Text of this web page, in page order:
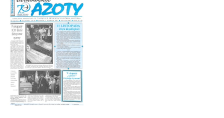
Robotniczego Zakładów Azotowych im.
Feliksa Dzierżyńskiego. 1968
Tarnowskie Azoty : Organ Samorządu
Robotniczego Zakładów Azotowych im.
Feliksa Dzierżyńskiego. 1969
Tarnowskie Azoty : Organ Samorządu
Robotniczego Zakładów Azotowych im.
Feliksa Dzierżyńskiego. 1970